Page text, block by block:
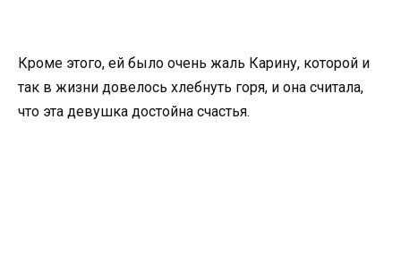
Кроме этого, ей было очень жаль Карину, которой и
так в жизни довелось хлебнуть горя, и она считала,
что эта девушка достойна счастья.